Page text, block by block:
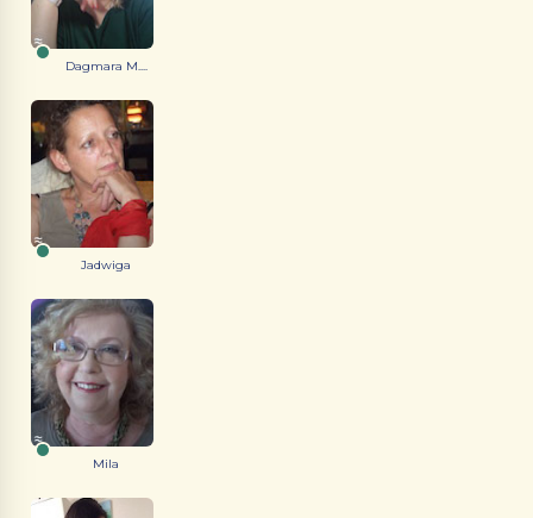
Dagmara M....
Jadwiga
Mila